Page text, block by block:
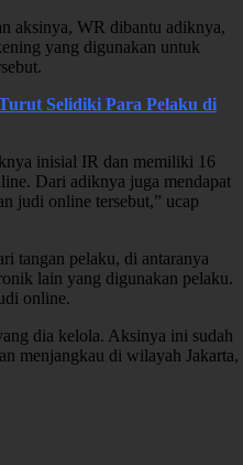
aksinya, WR dibantu adiknya,
yang digunakan untuk
Selidiki Para Pelaku di
inisial IR dan memiliki 16
Dari adiknya juga mendapat
judi online tersebut,” ucap
tangan pelaku, di antaranya
lain yang digunakan pelaku.
online.
dia kelola. Aksinya ini sudah
menjangkau di wilayah Jakarta,